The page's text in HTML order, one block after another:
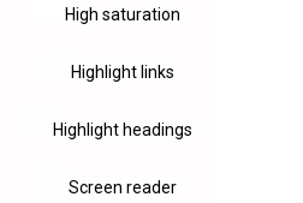
High saturation
Highlight links
Highlight headings
Screen reader